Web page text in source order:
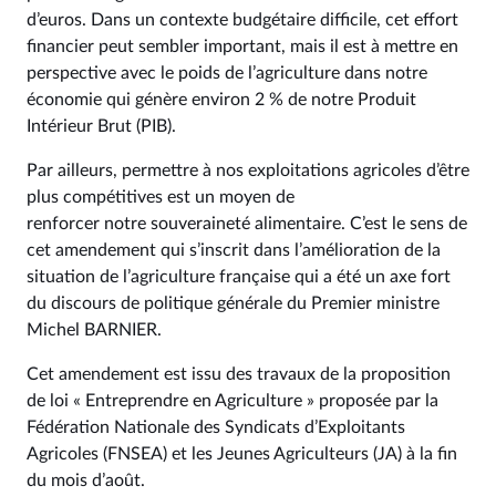
d’euros. Dans un contexte budgétaire difficile, cet effort
financier peut sembler important, mais il est à mettre en
perspective avec le poids de l’agriculture dans notre
économie qui génère environ 2 % de notre Produit
Intérieur Brut (PIB).
Par ailleurs, permettre à nos exploitations agricoles d’être
plus compétitives est un moyen de
renforcer notre souveraineté alimentaire. C’est le sens de
cet amendement qui s’inscrit dans l’amélioration de la
situation de l’agriculture française qui a été un axe fort
du discours de politique générale du Premier ministre
Michel BARNIER.
Cet amendement est issu des travaux de la proposition
de loi « Entreprendre en Agriculture » proposée par la
Fédération Nationale des Syndicats d’Exploitants
Agricoles (FNSEA) et les Jeunes Agriculteurs (JA) à la fin
du mois d’août.